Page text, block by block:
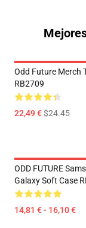
Odd Future Merch
RB2709
22,49 €$24.45
ODD FUTURE
Galaxy Soft Case
14,81 € - 16,10 €